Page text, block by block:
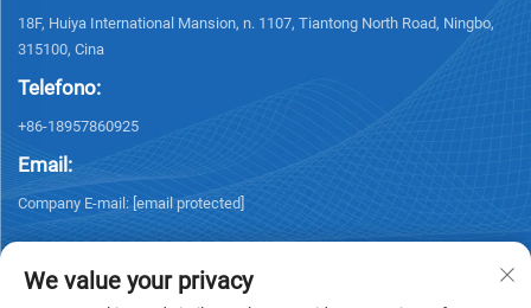
18F, Huiya International Mansion, n. 1107, Tiantong North Road, Ningbo,
315100, Cina
Telefono:
+86-18957860925
Email:
Company E-mail: [email protected]
We value your privacy